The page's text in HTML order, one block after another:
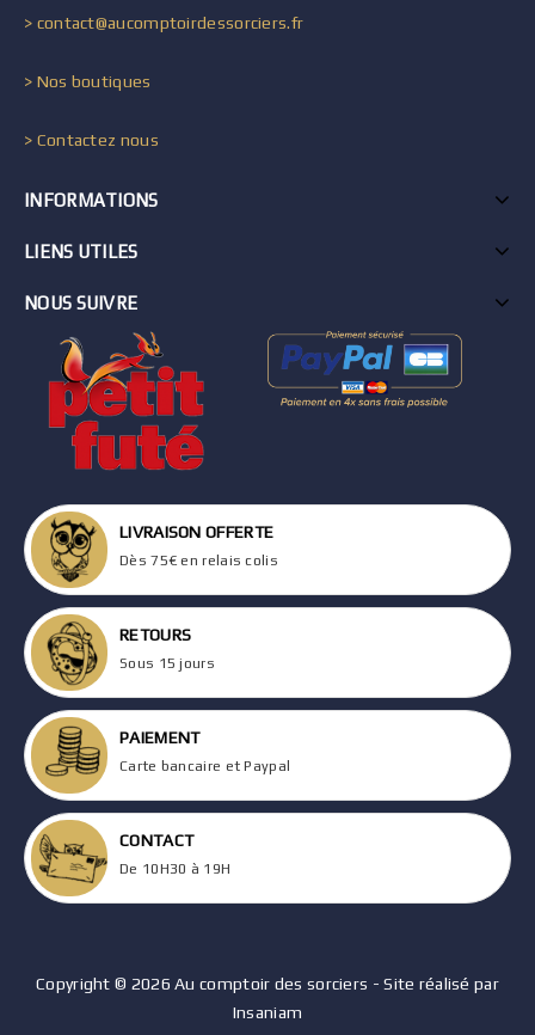
> contact@aucomptoirdessorciers.fr
> Nos boutiques
> Contactez nous
INFORMATIONS
LIENS UTILES
NOUS SUIVRE
LIVRAISON OFFERTE
Dès 75€ en relais colis
RETOURS
Sous 15 jours
PAIEMENT
Carte bancaire et Paypal
CONTACT
De 10H30 à 19H
Copyright © 2026 Au comptoir des sorciers - Site réalisé par
Insaniam